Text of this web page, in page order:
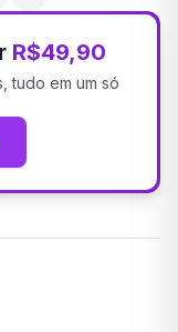
R$49,90
tudo em um só